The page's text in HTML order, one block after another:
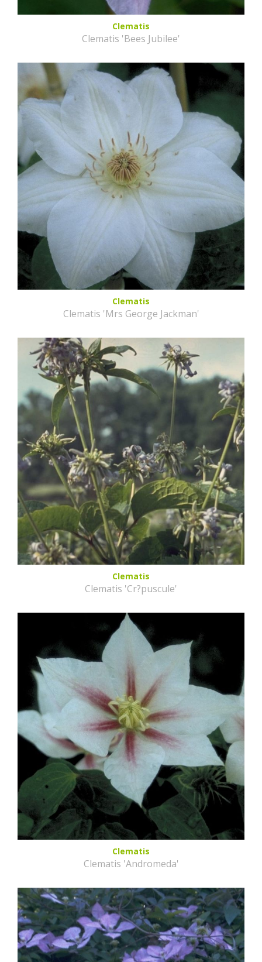
Clematis
Clematis 'Bees Jubilee'
Clematis
Clematis 'Mrs George Jackman'
Clematis
Clematis 'Cr?puscule'
Clematis
Clematis 'Andromeda'